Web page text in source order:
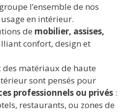
l’ensemble de nos
en intérieur.
de mobilier, assises,
confort, design et
des matériaux de haute
sont pensés pour
professionnels ou privés :
restaurants, ou zones de